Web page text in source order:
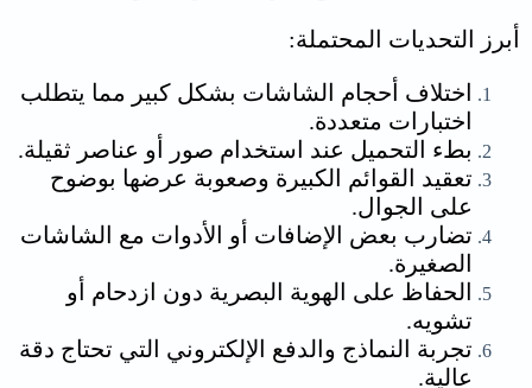
أبرز التحديات المحتملة:
اختلاف أحجام الشاشات بشكل كبير مما يتطلب
اختبارات متعددة.
بطء التحميل عند استخدام صور أو عناصر ثقيلة.
تعقيد القوائم الكبيرة وصعوبة عرضها بوضوح
على الجوال.
تضارب بعض الإضافات أو الأدوات مع الشاشات
الصغيرة.
الحفاظ على الهوية البصرية دون ازدحام أو
تشويه.
تجربة النماذج والدفع الإلكتروني التي تحتاج دقة
عالية.